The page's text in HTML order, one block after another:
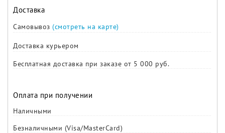
Доставка
Самовывоз (смотреть на карте)
Доставка курьером
Бесплатная доставка при заказе от 5 000 руб.
Оплата при получении
Наличными
Безналичными (Visa/MasterCard)